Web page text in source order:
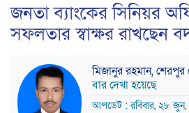
জনতা ব্যাংকের সিনিয়র
সফলতার স্বাক্ষর
মিজানুর রহমান, শেরপুর
বার দেখা হয়েছে
আপডেট : রবিবার, ২৮